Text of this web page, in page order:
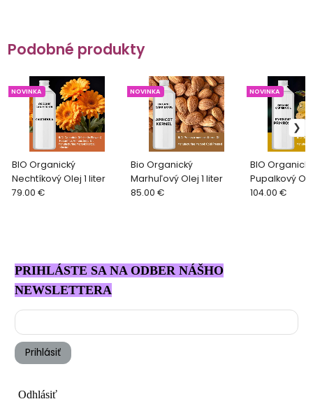
Podobné produkty
BIO Organický
Nechtíkový Olej 1 liter
NOVINKA
79.00 €
Bio Organický
Marhuľový Olej 1 liter
NOVINKA
85.00 €
BIO Organický
Pupalkový
NOVINKA
104.00 €
PRIHLÁSTE SA NA ODBER NÁŠHO
NEWSLETTERA
Prihlásiť
Odhlásiť